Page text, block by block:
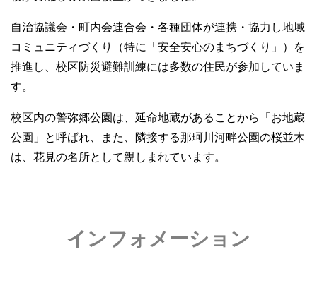
自治協議会・町内会連合会・各種団体が連携・協力し地域
コミュニティづくり（特に「安全安心のまちづくり」）を
推進し、校区防災避難訓練には多数の住民が参加していま
す。
校区内の警弥郷公園は、延命地蔵があることから「お地蔵
公園」と呼ばれ、また、隣接する那珂川河畔公園の桜並木
は、花見の名所として親しまれています。
インフォメーション